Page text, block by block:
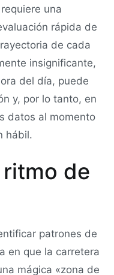
una
rápida de
de cada
insignificante,
del día, puede
y, por lo tanto, en
datos al momento
hábil.
de
patrones de
en que la carretera
mágica «zona de